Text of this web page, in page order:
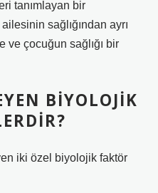
tanımlayan bir
sağlığından ayrı
çocuğun sağlığı bir
BIYOLOJIK
iki özel biyolojik faktör